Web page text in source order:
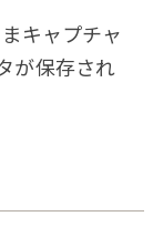
キャプチャ
が保存され